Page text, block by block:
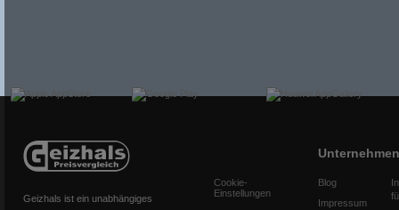
Geizhals ist ein unabhängiges
Cookie-
Einstellungen
Unternehmen
Blog
Impressum